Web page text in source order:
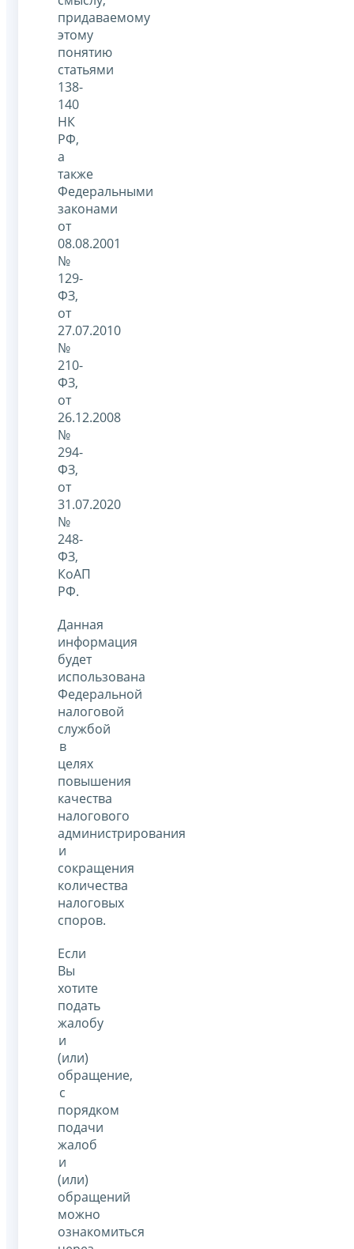
придаваемому
этому
понятию
статьями
138-
140
НК
РФ,
а
также
Федеральными
законами
от
08.08.2001
№
129-
ФЗ,
от
27.07.2010
№
210-
ФЗ,
от
26.12.2008
№
294-
ФЗ,
от
31.07.2020
№
248-
ФЗ,
КоАП
РФ.
Данная
информация
будет
использована
Федеральной
налоговой
службой
в
целях
повышения
качества
налогового
администрирования
и
сокращения
количества
налоговых
споров.
Если
Вы
хотите
подать
жалобу
и
(или)
обращение,
с
порядком
подачи
жалоб
и
(или)
обращений
можно
ознакомиться